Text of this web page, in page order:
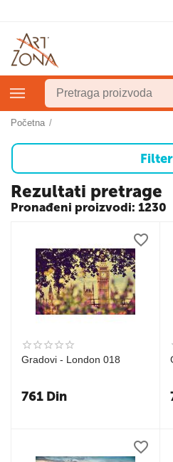
Početna /
Rezultati pretrage
Pronađeni proizvodi: 1230
Gradovi - London 018
761 Din